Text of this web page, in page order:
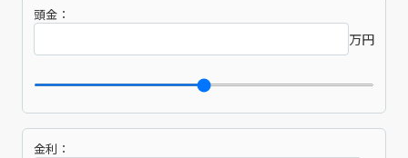
頭金：
万円
金利：